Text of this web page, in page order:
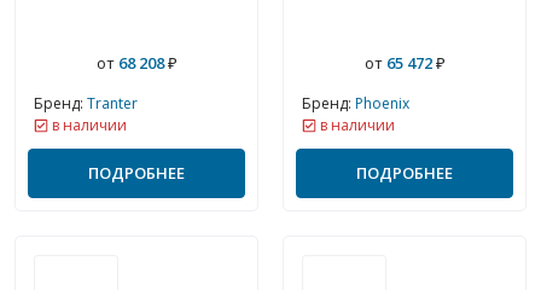
от68 208₽
Бренд: Tranter
в наличии
ПОДРОБНЕЕ
от65 472₽
Бренд: Phoenix
в наличии
ПОДРОБНЕЕ